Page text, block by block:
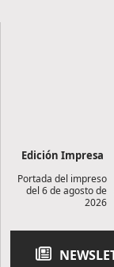
Edición Impresa
Portada del impreso
del 6 de agosto de
2026